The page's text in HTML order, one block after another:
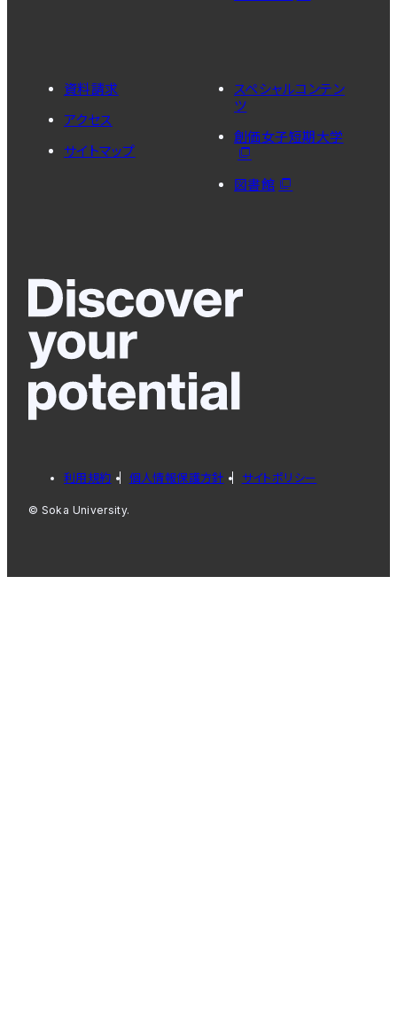
資料請求
アクセス
サイトマップ
スペシャルコンテン
ツ
創価女子短期大学
図書館
利用規約 個人情報保護方針 サイトポリシー
© Soka University.